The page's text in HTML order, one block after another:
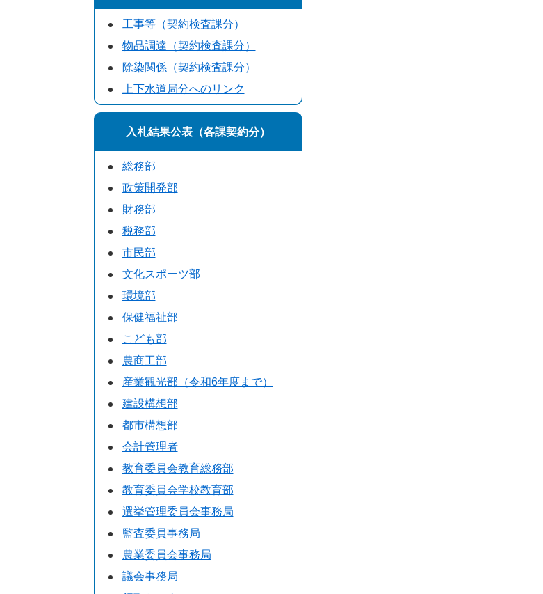
工事等（契約検査課分）
物品調達（契約検査課分）
除染関係（契約検査課分）
上下水道局分へのリンク
入札結果公表（各課契約分）
総務部
政策開発部
財務部
税務部
市民部
文化スポーツ部
環境部
保健福祉部
こども部
農商工部
産業観光部（令和6年度まで）
建設構想部
都市構想部
会計管理者
教育委員会教育総務部
教育委員会学校教育部
選挙管理委員会事務局
監査委員事務局
農業委員会事務局
議会事務局